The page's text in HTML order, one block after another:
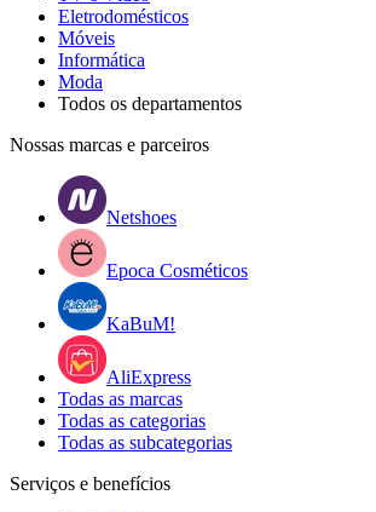
Eletrodomésticos
Móveis
Informática
Moda
Todos os departamentos
Nossas marcas e parceiros
Netshoes
Epoca Cosméticos
KaBuM!
AliExpress
Todas as marcas
Todas as categorias
Todas as subcategorias
Serviços e benefícios